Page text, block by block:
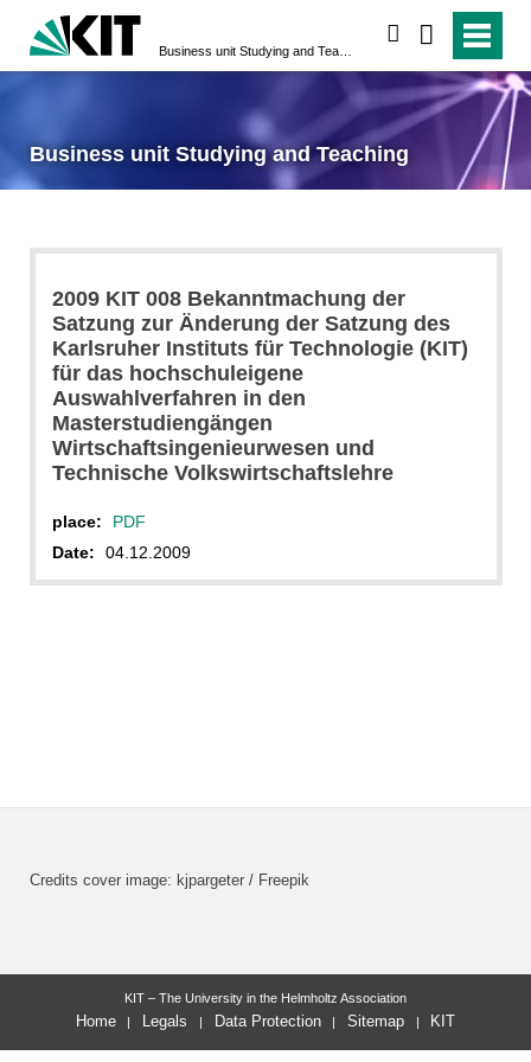
Business unit Studying and Teaching
2009 KIT 008 Bekanntmachung der
Satzung zur Änderung der Satzung des
Karlsruher Instituts für Technologie (KIT)
für das hochschuleigene
Auswahlverfahren in den
Masterstudiengängen
Wirtschaftsingenieurwesen und
Technische Volkswirtschaftslehre
place:
PDF
Date:
04.12.2009
Credits cover image: kjpargeter / Freepik
KIT – The University in the Helmholtz Association
Home Legals Data Protection Sitemap KIT